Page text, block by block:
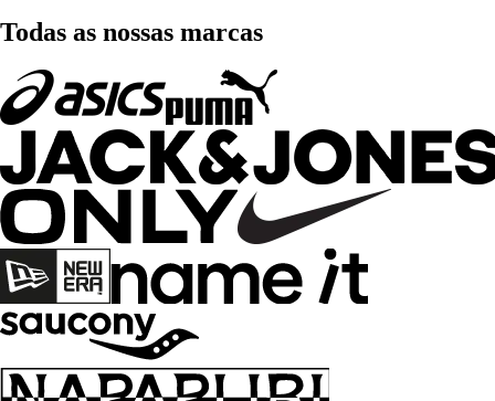
Todas as nossas marcas